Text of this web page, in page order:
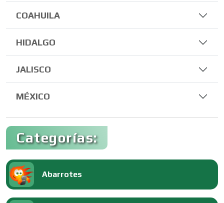
COAHUILA
HIDALGO
JALISCO
MÉXICO
Categorías:
Abarrotes